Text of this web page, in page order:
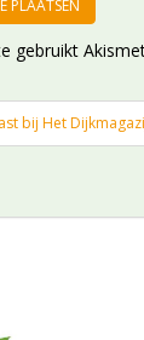
gebruikt
bij Het